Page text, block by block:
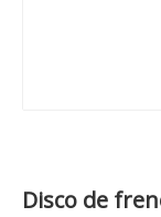
Disco de